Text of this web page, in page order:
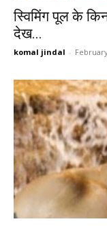
स्विमिंग पूल के
देख...
komal jindal -